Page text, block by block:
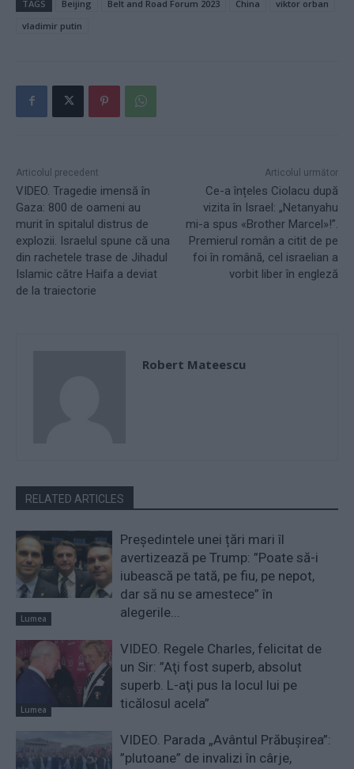
TAGS Beijing Belt and Road Forum 2023 China
viktor orban
vladimir putin
Articolul precedent
VIDEO. Tragedie imensă în
Gaza: 800 de oameni au
murit în spitalul distrus de
explozii. Israelul spune că una
din rachetele trase de Jihadul
Islamic către Haifa a deviat
de la traiectorie
Articolul următor
Ce-a înțeles Ciolacu după
vizita în Israel: „Netanyahu
mi-a spus «Brother Marcel»!”.
Premierul român a citit de pe
foi în română, cel israelian a
vorbit liber în engleză
Robert Mateescu
RELATED ARTICLES
Lumea
Președintele unei țări mari îl
avertizează pe Trump: ”Poate să-i
iubească pe tată, pe fiu, pe nepot,
dar să nu se amestece” în
alegerile...
Lumea
VIDEO. Regele Charles, felicitat de
un Sir: ”Aţi fost superb, absolut
superb. L-aţi pus la locul lui pe
ticălosul acela”
VIDEO. Parada „Avântul Prăbușirea”:
”plutoane” de invalizi în cârje,